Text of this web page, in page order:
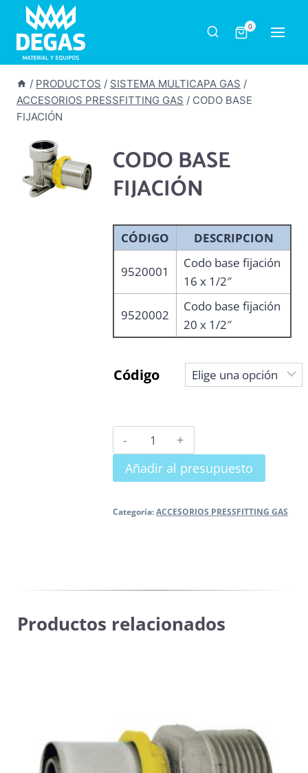
Saltar
contenido
0
/ PRODUCTOS / SISTEMA MULTICAPA GAS /
ACCESORIOS PRESSFITTING GAS / CODO BASE
FIJACIÓN
CODO BASE
FIJACIÓN
CÓDIGO DESCRIPCION
9520001
Codo base fijación
16 x 1/2″
9520002
Codo base fijación
20 x 1/2″
Código
CODO
BASE
FIJACIÓN
Añadir al presupuesto
Categoría:ACCESORIOS PRESSFITTING GAS
Productos relacionados